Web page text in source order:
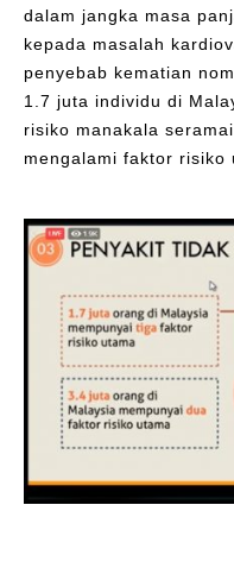
dalam jangka masa
kepada masalah
penyebab kematian
1.7 juta individu di
risiko manakala
mengalami faktor risiko